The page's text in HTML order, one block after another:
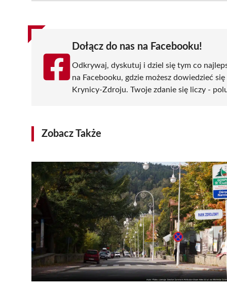
(Twitter)
Dołącz do nas na Facebooku!
Odkrywaj, dyskutuj i dziel się tym co
na Facebooku, gdzie możesz dowiedzieć
Krynicy-Zdroju. Twoje zdanie się liczy -
Zobacz Także